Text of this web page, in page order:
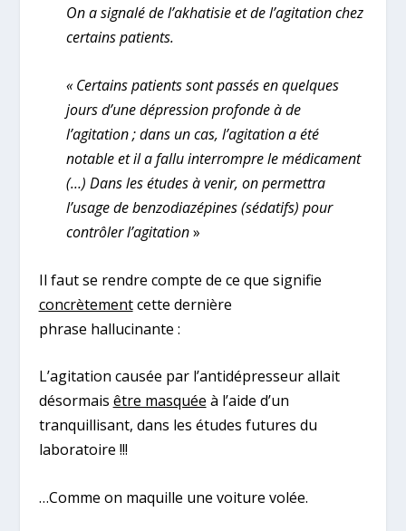
On a signalé de l’akhatisie et de l’agitation chez
certains patients.
« Certains patients sont passés en quelques
jours d’une dépression profonde à de
l’agitation ; dans un cas, l’agitation a été
notable et il a fallu interrompre le médicament
(…) Dans les études à venir, on permettra
l’usage de benzodiazépines (sédatifs) pour
contrôler l’agitation»
Il faut se rendre compte de ce que signifie
concrètementcette dernière
phrase hallucinante :
L’agitation causée par l’antidépresseur allait
désormais être masquée à l’aide d’un
tranquillisant, dans les études futures du
laboratoire !!!
…Comme on maquille une voiture volée.